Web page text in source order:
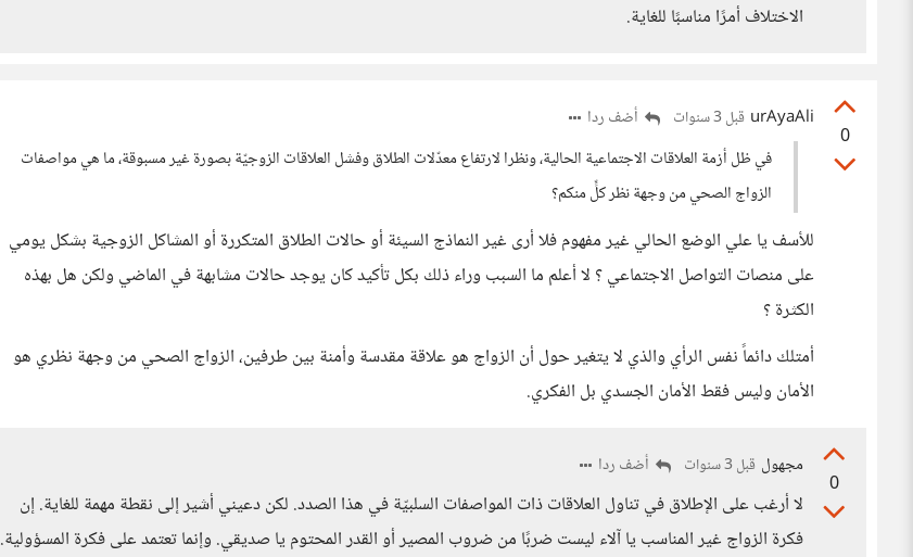
الاختلاف أمرًا مناسبًا للغاية.
0
urAyaAli قبل 3 سنوات
أضف ردا
في ظل أزمة العلاقات الاجتماعية الحالية، ونظرا لارتفاع معدّلات الطلاق وفشل العلاقات الزوجيّة بصورة غير مسبوقة، ما هي مواصفات
الزواج الصحي من وجهة نظر كلٍّ منكم؟
للأسف يا علي الوضع الحالي غير مفهوم فلا أرى غير النماذج السيئة أو حالات الطلاق المتكررة أو المشاكل الزوجية بشكل يومي
على منصات التواصل الاجتماعي ؟ لا أعلم ما السبب وراء ذلك بكل تأكيد كان يوجد حالات مشابهة في الماضي ولكن هل بهذه
الكثرة ؟
أمتلك دائماً نفس الرأي والذي لا يتغير حول أن الزواج هو علاقة مقدسة وأمنة بين طرفين، الزواج الصحي من وجهة نظري هو
الأمان وليس فقط الأمان الجسدي بل الفكري.
0
مجهول قبل 3 سنوات أضف ردا
لا أرغب على الإطلاق في تناول العلاقات ذات المواصفات السلبيّة في هذا الصدد. لكن دعيني أشير إلى نقطة مهمة للغاية. إن
فكرة الزواج غير المناسب يا آلاء ليست ضربًا من ضروب المصير أو القدر المحتوم يا صديقي. وإنما تعتمد على فكرة المسؤولية.